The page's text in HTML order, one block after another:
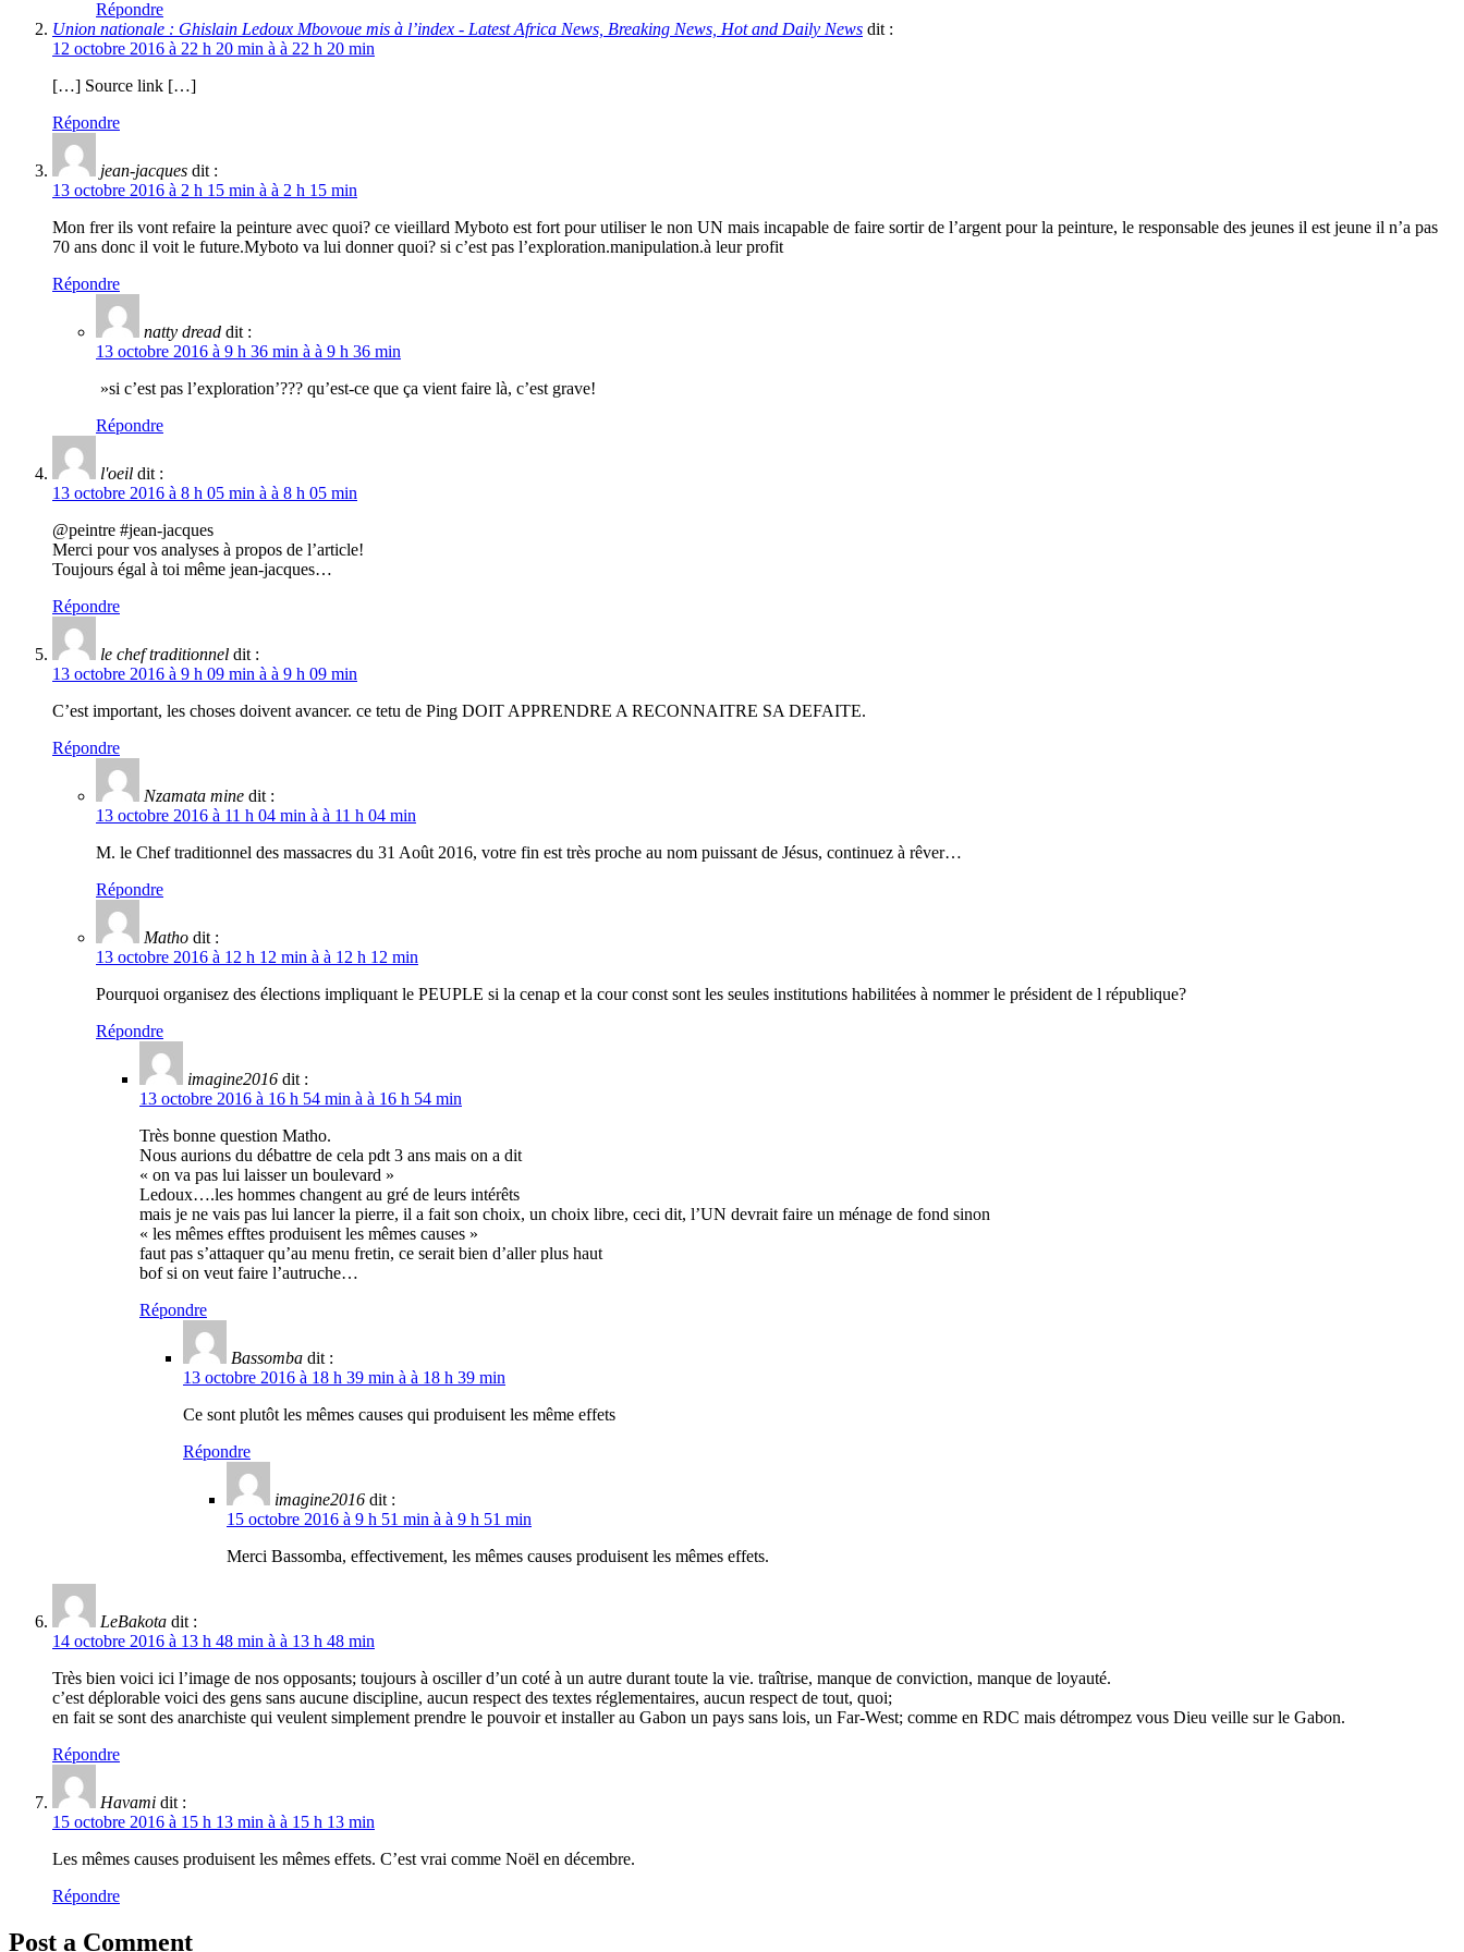
Répondre
Union nationale : Ghislain Ledoux Mbovoue mis à l’index - Latest Africa News, Breaking News, Hot and Daily News dit :
12 octobre 2016 à 22 h 20 min à à 22 h 20 min
[…] Source link […]
Répondre
jean-jacques dit :
13 octobre 2016 à 2 h 15 min à à 2 h 15 min
Mon frer ils vont refaire la peinture avec quoi? ce vieillard Myboto est fort pour utiliser le non UN mais incapable de faire sortir de l’argent pour la peinture, le responsable des jeunes il est jeune il n’a pas
70 ans donc il voit le future.Myboto va lui donner quoi? si c’est pas l’exploration.manipulation.à leur profit
Répondre
natty dread dit :
13 octobre 2016 à 9 h 36 min à à 9 h 36 min
»si c’est pas l’exploration’??? qu’est-ce que ça vient faire là, c’est grave!
Répondre
l'oeil dit :
13 octobre 2016 à 8 h 05 min à à 8 h 05 min
@peintre #jean-jacques
Merci pour vos analyses à propos de l’article!
Toujours égal à toi même jean-jacques…
Répondre
le chef traditionnel dit :
13 octobre 2016 à 9 h 09 min à à 9 h 09 min
C’est important, les choses doivent avancer. ce tetu de Ping DOIT APPRENDRE A RECONNAITRE SA DEFAITE.
Répondre
Nzamata mine dit :
13 octobre 2016 à 11 h 04 min à à 11 h 04 min
M. le Chef traditionnel des massacres du 31 Août 2016, votre fin est très proche au nom puissant de Jésus, continuez à rêver…
Répondre
Matho dit :
13 octobre 2016 à 12 h 12 min à à 12 h 12 min
Pourquoi organisez des élections impliquant le PEUPLE si la cenap et la cour const sont les seules institutions habilitées à nommer le président de l république?
Répondre
imagine2016 dit :
13 octobre 2016 à 16 h 54 min à à 16 h 54 min
Très bonne question Matho.
Nous aurions du débattre de cela pdt 3 ans mais on a dit
« on va pas lui laisser un boulevard »
Ledoux….les hommes changent au gré de leurs intérêts
mais je ne vais pas lui lancer la pierre, il a fait son choix, un choix libre, ceci dit, l’UN devrait faire un ménage de fond sinon
« les mêmes efftes produisent les mêmes causes »
faut pas s’attaquer qu’au menu fretin, ce serait bien d’aller plus haut
bof si on veut faire l’autruche…
Répondre
Bassomba dit :
13 octobre 2016 à 18 h 39 min à à 18 h 39 min
Ce sont plutôt les mêmes causes qui produisent les même effets
Répondre
imagine2016 dit :
15 octobre 2016 à 9 h 51 min à à 9 h 51 min
Merci Bassomba, effectivement, les mêmes causes produisent les mêmes effets.
LeBakota dit :
14 octobre 2016 à 13 h 48 min à à 13 h 48 min
Très bien voici ici l’image de nos opposants; toujours à osciller d’un coté à un autre durant toute la vie. traîtrise, manque de conviction, manque de loyauté.
c’est déplorable voici des gens sans aucune discipline, aucun respect des textes réglementaires, aucun respect de tout, quoi;
en fait se sont des anarchiste qui veulent simplement prendre le pouvoir et installer au Gabon un pays sans lois, un Far-West; comme en RDC mais détrompez vous Dieu veille sur le Gabon.
Répondre
Havami dit :
15 octobre 2016 à 15 h 13 min à à 15 h 13 min
Les mêmes causes produisent les mêmes effets. C’est vrai comme Noël en décembre.
Répondre
Post a Comment